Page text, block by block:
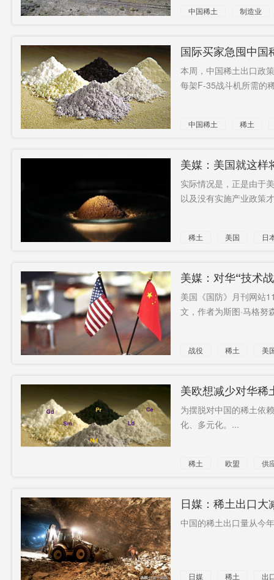
中国稀土 制造业
国际买家急囤中国
本周，中国稀土出口政
每架F-35战斗机所需的
中国稀土 稀土
美媒：美国就这样
实际情况是，正是由于
以及没有实施产业政策
稀土 美国 日
美媒：对华“技术
美国《国防》月刊网站
文，作者为斯图·马格努
战役 稀土 美
美欧想减少对华稀
为摆脱对中国的稀土依
化、多元化。...
稀土 欧盟 供
日媒：稀土出口大
中国的稀土出口量从今
日媒 稀土 出